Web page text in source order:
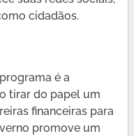
cidadãos.
é a
tirar do papel um
financeiras para
promove um